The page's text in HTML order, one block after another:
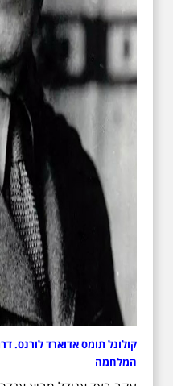
קולונל תומס אדוארד לורנס.
המלחמה